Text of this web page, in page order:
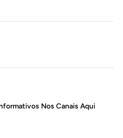
Nos Canais Aqui